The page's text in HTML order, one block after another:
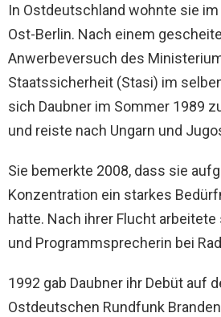
In Ostdeutschland wohnte sie
Ost-Berlin. Nach einem
Anwerbeversuch des
Staatssicherheit (Stasi) im
sich Daubner im Sommer 1989
und reiste nach Ungarn und
Sie bemerkte 2008, dass sie
Konzentration ein starkes
hatte. Nach ihrer Flucht
und Programmsprecherin bei
1992 gab Daubner ihr Debüt auf
Ostdeutschen Rundfunk